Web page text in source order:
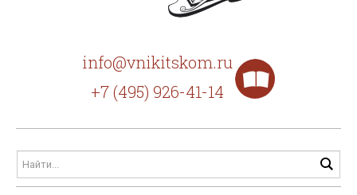
info@vnikitskom.ru
+7 (495) 926-41-14